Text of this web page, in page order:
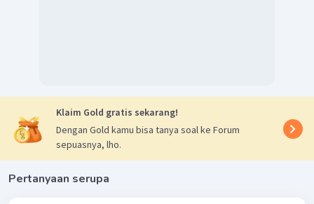
Klaim Gold gratis sekarang!
Dengan Gold kamu bisa tanya soal ke Forum
sepuasnya, lho.
Pertanyaan serupa